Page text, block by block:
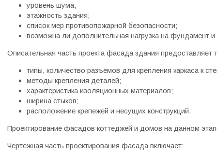
уровень шума;
этажность здания;
список мер противопожарной безопасности;
возможна ли дополнительная нагрузка на фундамент и
Описательная часть проекта фасада здания
типы, количество разъемов для крепления каркаса к
методы крепления деталей;
характеристика изоляционных материалов;
ширина стыков;
расположение крепежей и несущих конструкций.
Проектирование фасадов коттеджей и домов на данном
Чертежная часть проектирования фасада включает: